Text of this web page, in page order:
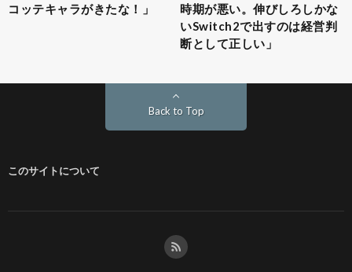
コッテキャラがきたな！」
時期が悪い。伸びしろしかな
いSwitch2で出すのは経営判
断として正しい」
Back to Top
このサイトについて